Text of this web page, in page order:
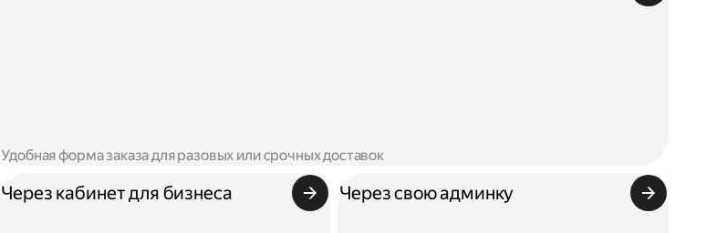
Удобная форма заказа для разовых или срочных доставок
Через кабинет для бизнеса Через свою админку